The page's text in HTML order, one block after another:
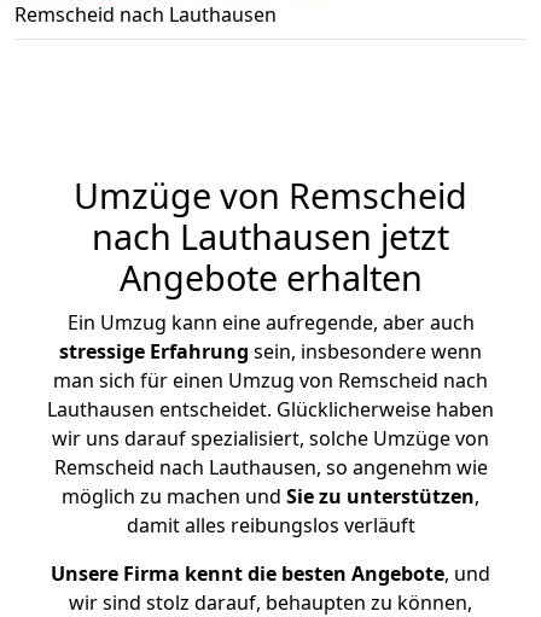
Remscheid nach Lauthausen
Umzüge von Remscheid
nach Lauthausen jetzt
Angebote erhalten
Ein Umzug kann eine aufregende, aber auch
stressige Erfahrung sein, insbesondere wenn
man sich für einen Umzug von Remscheid nach
Lauthausen entscheidet. Glücklicherweise haben
wir uns darauf spezialisiert, solche Umzüge von
Remscheid nach Lauthausen, so angenehm wie
möglich zu machen und Sie zu unterstützen,
damit alles reibungslos verläuft
Unsere Firma kennt die besten Angebote, und
wir sind stolz darauf, behaupten zu können,